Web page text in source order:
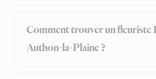
Comment trouver un fleuriste
Authon-la-Plaine ?